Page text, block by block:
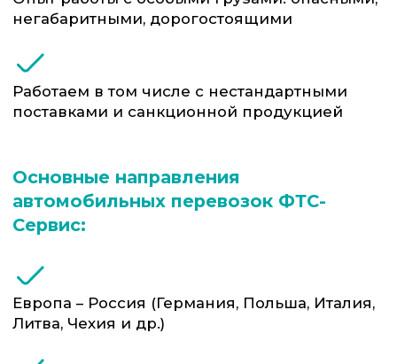
Компания ФТС-Сервис является
уполномоченным таможенным
выполняется нашими специалистами
параллельно с логистикой. Это исключает
простаивание транспорта на границе и
снижает риски задержек.